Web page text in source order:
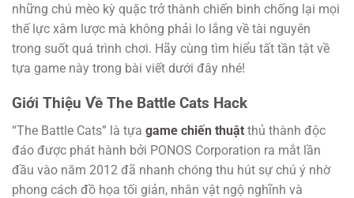
những chú mèo kỳ quặc trở thành chiến binh chống lại mọi
thế lực xâm lược mà không phải lo lắng về tài nguyên
trong suốt quá trình chơi. Hãy cùng tìm hiểu tất tần tật về
tựa game này trong bài viết dưới đây nhé!
Giới Thiệu Về The Battle Cats Hack
“The Battle Cats” là tựa game chiến thuật thủ thành độc
đáo được phát hành bởi PONOS Corporation ra mắt lần
đầu vào năm 2012 đã nhanh chóng thu hút sự chú ý nhờ
phong cách đồ họa tối giản, nhân vật ngộ nghĩnh và